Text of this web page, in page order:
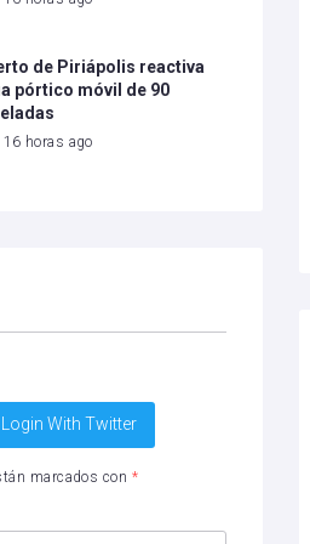
de Piriápolis reactiva
pórtico móvil de 90
16 horas ago
Login With Twitter
marcados con *